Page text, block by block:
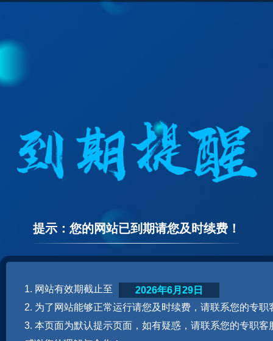
提示：您的网站已到期请您及时续费！
1. 网站有效期截止至
2. 为了网站能够正常运行请您及时续费，请联系您的专职
3. 本页面为默认提示页面，如有疑惑，请联系您的专职客
2026年6月29日